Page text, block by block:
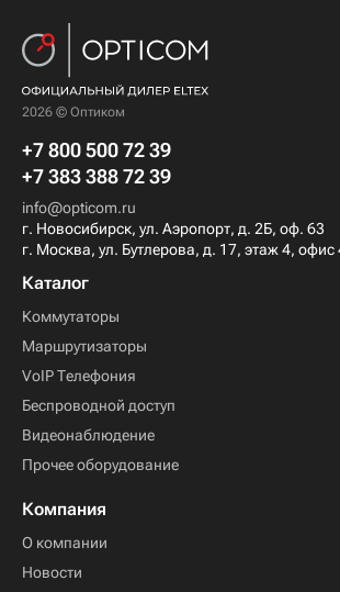
2026 © Оптиком
+7 800 500 72 39
+7 383 388 72 39
info@opticom.ru
г. Новосибирск, ул. Аэропорт, д. 2Б, оф. 63
г. Москва, ул. Бутлерова, д. 17, этаж 4, офис
Каталог
Коммутаторы
Маршрутизаторы
VoIP Телефония
Беспроводной доступ
Видеонаблюдение
Прочее оборудование
Компания
О компании
Новости